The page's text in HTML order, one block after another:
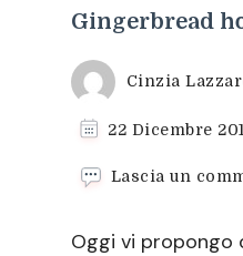
Gingerbread
Cinzia
22 Dicembre
Lascia un
Oggi vi propongo